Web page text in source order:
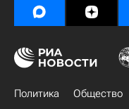
Политика Общество